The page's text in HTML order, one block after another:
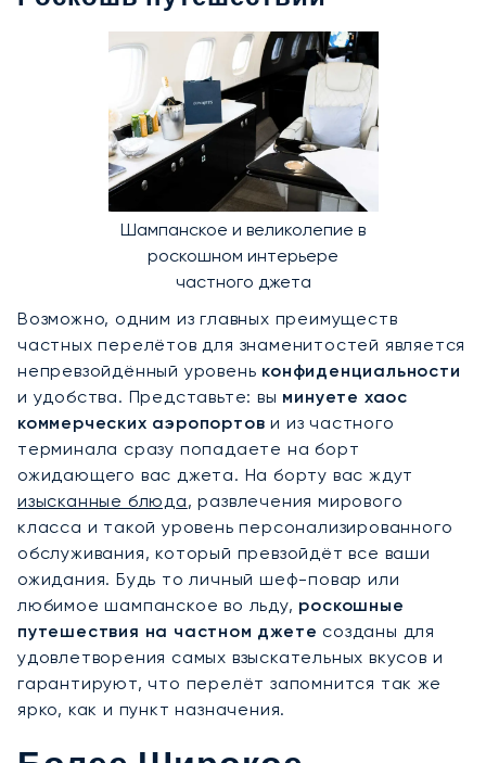
Шампанское и великолепие в
роскошном интерьере
частного джета
Возможно, одним из главных преимуществ
частных перелётов для знаменитостей является
непревзойдённый уровень конфиденциальности
и удобства. Представьте: вы минуете хаос
коммерческих аэропортов и из частного
терминала сразу попадаете на борт
ожидающего вас джета. На борту вас ждут
изысканные блюда, развлечения мирового
класса и такой уровень персонализированного
обслуживания, который превзойдёт все ваши
ожидания. Будь то личный шеф-повар или
любимое шампанское во льду, роскошные
путешествия на частном джете созданы для
удовлетворения самых взыскательных вкусов и
гарантируют, что перелёт запомнится так же
ярко, как и пункт назначения.